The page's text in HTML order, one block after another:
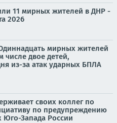
11 мирных жителей в ДНР -
2026
мирных жителей
числе двое детей,
из-за атак ударных БПЛА
своих коллег по
по предупреждению
Юго-Запада России